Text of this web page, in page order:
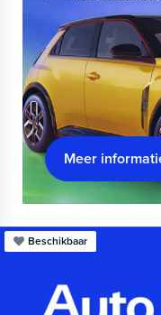
Meer
Beschikbaar